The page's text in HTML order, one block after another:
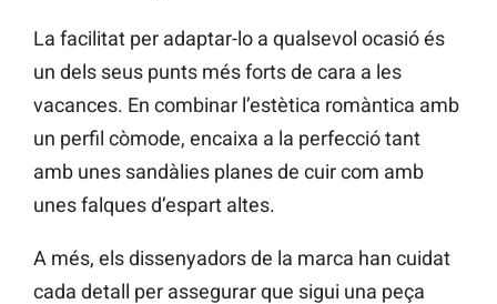
La facilitat per adaptar-lo a qualsevol ocasió és
un dels seus punts més forts de cara a les
vacances. En combinar l’estètica romàntica amb
un perfil còmode, encaixa a la perfecció tant
amb unes sandàlies planes de cuir com amb
unes falques d’espart altes.
A més, els dissenyadors de la marca han cuidat
cada detall per assegurar que sigui una peça